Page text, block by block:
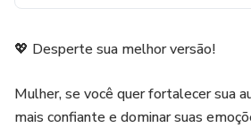
💖 Desperte sua melhor versão!
Mulher, se você quer fortalecer sua
mais confiante e dominar suas